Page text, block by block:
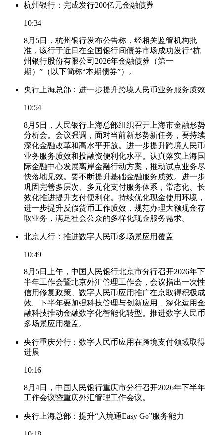
杭州银行：完成发行200亿元金融债券
10:34
8月5日，杭州银行发布公告称，经相关监管机构批
准，该行于近日在全国银行间债券市场成功发行“杭
州银行股份有限公司2026年金融债券（第一
期）”（以下简称“本期债券”）。
央行上海总部：进一步提升跨境人民币业务服务质效
10:54
8月5日，人民银行上海总部组织召开上海市金融形势
分析会。会议强调，面对当前新形势新任务，要持续
深化金融改革和高水平开放。进一步提升跨境人民币
业务服务质效和投融资便利化水平。认真落实上海国
际金融中心发展离岸金融行动方案，推动试点业务尽
快落地见效。要不断提升基础金融服务质效。进一步
巩固完善多层次、多元化支付服务体系，常态化、长
效化推进提升支付便利化。持续优化现金使用环境，
进一步提升反假货币工作质效，规范办理大额现金存
取业务，满足社会公众的多样化现金服务需求。
北京人行：推进数字人民币多场景应用覆盖
10:49
8月5日上午，中国人民银行北京市分行召开2026年下
半年工作会暨北京外汇管理工作会，会议指出一次性
信用修复政策、数字人民币应用推广在京取得积极成
效。下半年要加强科技管理与创新应用，深化运用金
融科技推动金融数字化智能化转型。推进数字人民币
多场景应用覆盖。
央行重庆分行：数字人民币应用在跨境支付领域取得
进展
10:16
8月4日，中国人民银行重庆市分行召开2026年下半年
工作会议暨重庆外汇管理工作会议。
央行上海总部：提升“入境通Easy Go”服务能力